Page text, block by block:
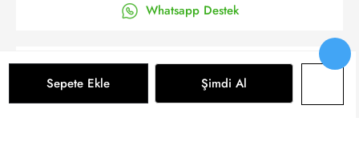
Sepete Ekle Şimdi Al
Whatsapp Destek
’a Kolay Başvuru